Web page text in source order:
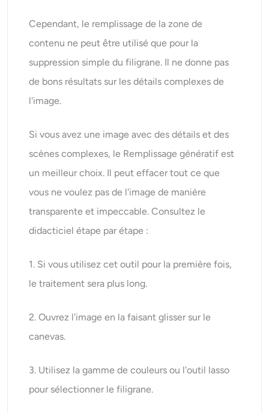
Cependant, le remplissage de la zone de
contenu ne peut être utilisé que pour la
suppression simple du filigrane. Il ne donne pas
de bons résultats sur les détails complexes de
l'image.
Si vous avez une image avec des détails et des
scènes complexes, le Remplissage génératif est
un meilleur choix. Il peut effacer tout ce que
vous ne voulez pas de l'image de manière
transparente et impeccable. Consultez le
didacticiel étape par étape :
1. Si vous utilisez cet outil pour la première fois,
le traitement sera plus long.
2. Ouvrez l'image en la faisant glisser sur le
canevas.
3. Utilisez la gamme de couleurs ou l'outil lasso
pour sélectionner le filigrane.